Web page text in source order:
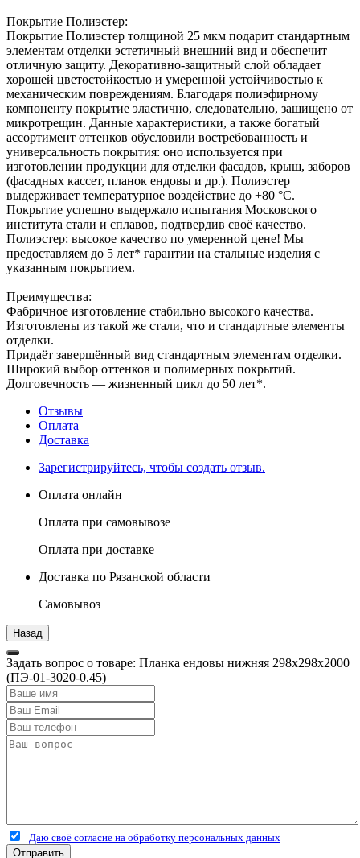
Покрытие Полиэстер:
Покрытие Полиэстер толщиной 25 мкм подарит стандартным
элементам отделки эстетичный внешний вид и обеспечит
отличную защиту. Декоративно-защитный слой обладает
хорошей цветостойкостью и умеренной устойчивостью к
механическим повреждениям. Благодаря полиэфирному
компоненту покрытие эластично, следовательно, защищено от
микротрещин. Данные характеристики, а также богатый
ассортимент оттенков обусловили востребованность и
универсальность покрытия: оно используется при
изготовлении продукции для отделки фасадов, крыш, заборов
(фасадных кассет, планок ендовы и др.). Полиэстер
выдерживает температурное воздействие до +80 °С.
Покрытие успешно выдержало испытания Московского
института стали и сплавов, подтвердив своё качество.
Полиэстер: высокое качество по умеренной цене! Мы
предоставляем до 5 лет* гарантии на стальные изделия с
указанным покрытием.
Преимущества:
Фабричное изготовление стабильно высокого качества.
Изготовлены из такой же стали, что и стандартные элементы
отделки.
Придаёт завершённый вид стандартным элементам отделки.
Широкий выбор оттенков и полимерных покрытий.
Долговечность — жизненный цикл до 50 лет*.
Отзывы
Оплата
Доставка
Зарегистрируйтесь, чтобы создать отзыв.
Оплата онлайн
Оплата при самовывозе
Оплата при доставке
Доставка по Рязанской области
Самовывоз
Задать вопрос о товаре: Планка ендовы нижняя 298х298х2000
(ПЭ-01-3020-0.45)
Даю своё согласие на обработку персональных данных
Отправить